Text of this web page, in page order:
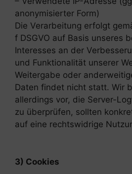
anonymisierter Form)
Die Verarbeitung erfolgt
f DSGVO auf Basis unseres
Interesses an der
und Funktionalität unserer
Weitergabe oder
Daten findet nicht statt. Wir
allerdings vor, die Server-
zu überprüfen, sollten
auf eine rechtswidrige
3) Cookies